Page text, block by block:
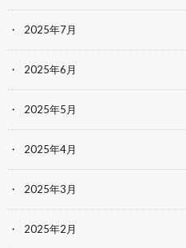
2025年7月
2025年6月
2025年5月
2025年4月
2025年3月
2025年2月